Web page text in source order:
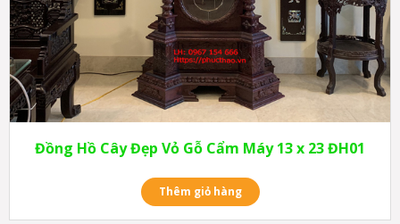
Đồng Hồ Cây Đẹp Vỏ Gỗ Cẩm Máy 13 x 23 ĐH01
Thêm giỏ hàng